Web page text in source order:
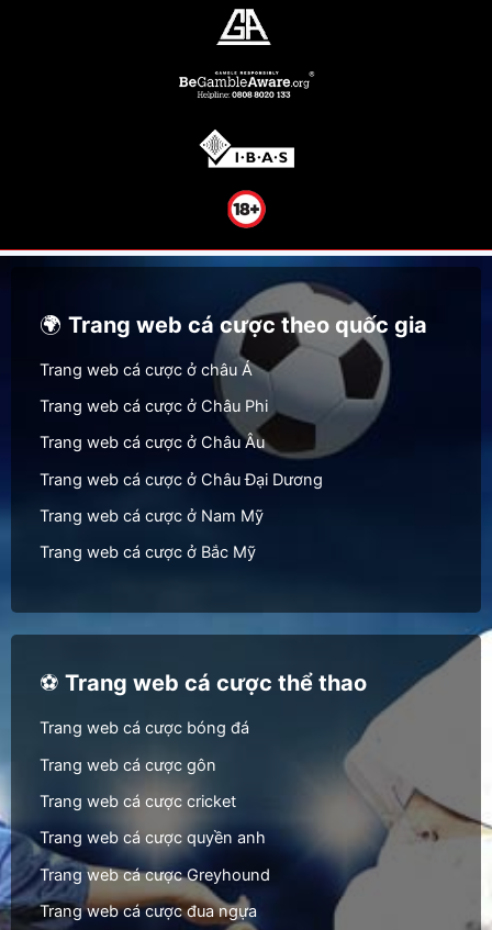
🌍Trang web cá cược theo quốc gia
Trang web cá cược ở châu Á
Trang web cá cược ở Châu Phi
Trang web cá cược ở Châu Âu
Trang web cá cược ở Châu Đại Dương
Trang web cá cược ở Nam Mỹ
Trang web cá cược ở Bắc Mỹ
⚽Trang web cá cược thể thao
Trang web cá cược bóng đá
Trang web cá cược gôn
Trang web cá cược cricket
Trang web cá cược quyền anh
Trang web cá cược Greyhound
Trang web cá cược đua ngựa